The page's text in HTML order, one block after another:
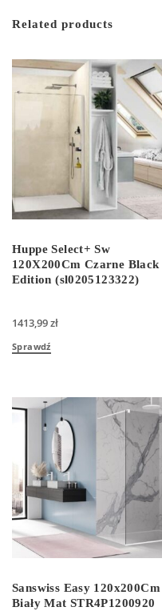
Related products
Huppe Select+ Sw
120X200Cm Czarne Black
Edition (sl0205123322)
1413,99zł
Sprawdź
Sanswiss Easy 120x200Cm
Biały Mat STR4P1200920